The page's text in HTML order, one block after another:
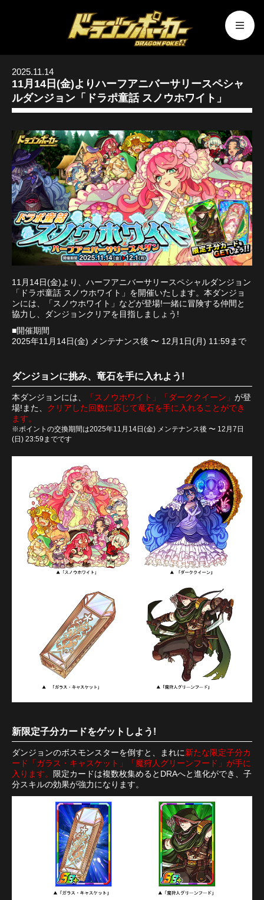
2025.11.14
11月14日(金)よりハーフアニバーサリースペシャ
ルダンジョン「ドラポ童話 スノウホワイト」
11月14日(金)より、ハーフアニバーサリースペシャルダンジョン
「ドラポ童話 スノウホワイト」を開催いたします。本ダンジョ
ンには、「スノウホワイト」などが登場!一緒に冒険する仲間と
協力し、ダンジョンクリアを目指しましょう!
■開催期間
2025年11月14日(金) メンテナンス後 〜 12月1日(月) 11:59まで
ダンジョンに挑み、竜石を手に入れよう!
本ダンジョンには、 「スノウホワイト」「ダーククイーン」 が登
場!また、 クリアした回数に応じて竜石を手に入れることができ
ます。
※ポイントの交換期間は2025年11月14日(金) メンテナンス後 〜 12月7日
(日) 23:59までです
新限定子分カードをゲットしよう!
ダンジョンのボスモンスターを倒すと、まれに新たな限定子分カ
ード「ガラス・キャスケット」「魔狩人グリーンフード」が手に
入ります。
限定カードは複数枚集めるとDRAへと進化ができ、子
分スキルの効果が強力になります。